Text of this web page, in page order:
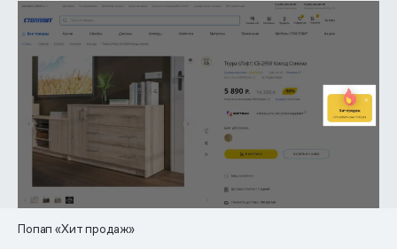
Попап «Хит продаж»